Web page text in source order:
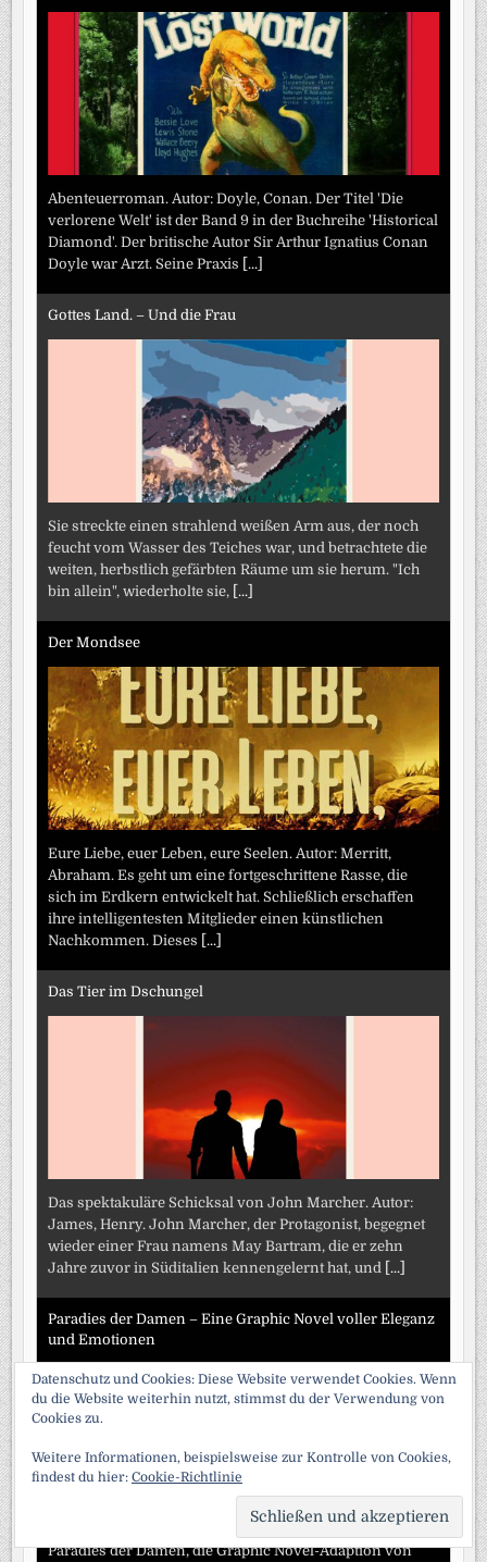
Abenteuerroman. Autor: Doyle, Conan. Der Titel 'Die
verlorene Welt' ist der Band 9 in der Buchreihe 'Historical
Diamond'. Der britische Autor Sir Arthur Ignatius Conan
Doyle war Arzt. Seine Praxis [...]
Gottes Land. – Und die Frau
Sie streckte einen strahlend weißen Arm aus, der noch
feucht vom Wasser des Teiches war, und betrachtete die
weiten, herbstlich gefärbten Räume um sie herum. "Ich
bin allein", wiederholte sie, [...]
Der Mondsee
Eure Liebe, euer Leben, eure Seelen. Autor: Merritt,
Abraham. Es geht um eine fortgeschrittene Rasse, die
sich im Erdkern entwickelt hat. Schließlich erschaffen
ihre intelligentesten Mitglieder einen künstlichen
Nachkommen. Dieses [...]
Das Tier im Dschungel
Das spektakuläre Schicksal von John Marcher. Autor:
James, Henry. John Marcher, der Protagonist, begegnet
wieder einer Frau namens May Bartram, die er zehn
Jahre zuvor in Süditalien kennengelernt hat, und [...]
Paradies der Damen – Eine Graphic Novel voller Eleganz
und Emotionen
Paradies der Damen, die Graphic Novel-Adaption von
Datenschutz und Cookies: Diese Website verwendet Cookies. Wenn
du die Website weiterhin nutzt, stimmst du der Verwendung von
Cookies zu.
Weitere Informationen, beispielsweise zur Kontrolle von Cookies,
findest du hier: Cookie-Richtlinie
TO
TOP